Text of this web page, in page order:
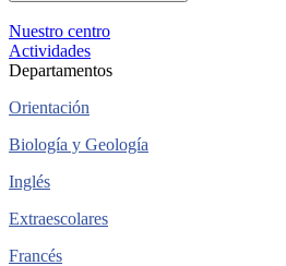
Nuestro centro
Actividades
Departamentos
Orientación
Biología y Geología
Inglés
Extraescolares
Francés